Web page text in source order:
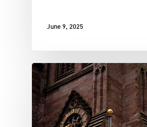
June 9, 2025